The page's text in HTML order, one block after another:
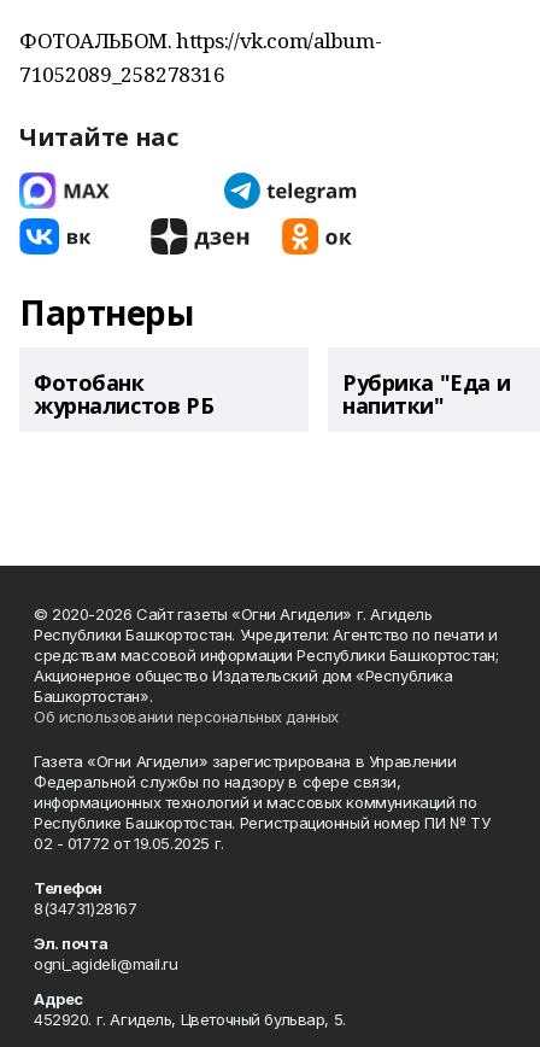
ФОТОАЛЬБОМ. https://vk.com/album-
71052089_258278316
Читайте нас
Партнеры
Фотобанк
журналистов РБ
Рубрика "Еда и
напитки"
© 2020-2026 Сайт газеты «Огни Агидели» г. Агидель
Республики Башкортостан. Учредители: Агентство по печати и
средствам массовой информации Республики Башкортостан;
Акционерное общество Издательский дом «Республика
Башкортостан».
Об использовании персональных данных
Газета «Огни Агидели» зарегистрирована в Управлении
Федеральной службы по надзору в сфере связи,
информационных технологий и массовых коммуникаций по
Республике Башкортостан. Регистрационный номер ПИ № ТУ
02 - 01772 от 19.05.2025 г.
Телефон
8(34731)28167
Эл. почта
ogni_agideli@mail.ru
Адрес
452920. г. Агидель, Цветочный бульвар, 5.